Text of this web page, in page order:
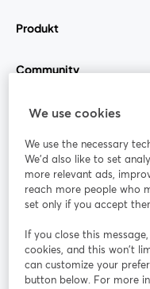
Produkt
Community
StreamYard für
Mitmachen
Webinar
We use cookies
We use the necessary
We'd also like to set
more relevant ads,
reach more people who
set only if you accept
If you close this
cookies, and this won’t
can customize your
button below. For more